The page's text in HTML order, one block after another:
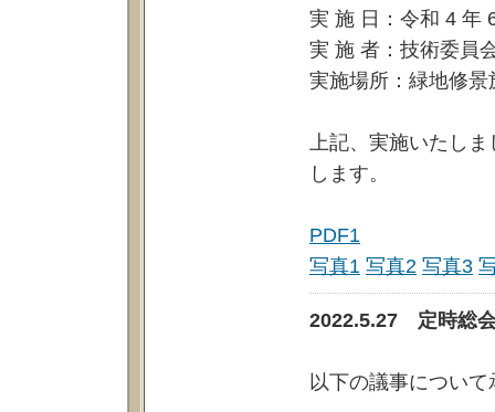
実 施 日：令和 4 年
実 施 者：技術委員
実施場所：緑地修
上記、実施いたし
します。
PDF1
写真1 写真2 写真3
2022.5.27 定時総
以下の議事につい